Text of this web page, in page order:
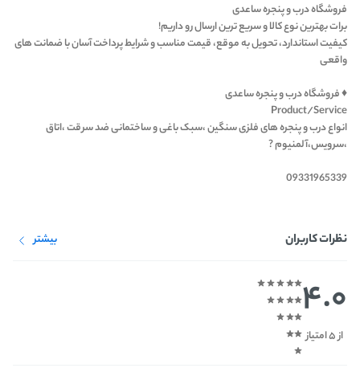
فروشگاه درب و پنجره ساعدی‌
برات بهترین نوع کالا و سریع ترین ارسال رو داریم!
کیفیت استاندارد، تحویل به موقع، قیمت مناسب و شرایط پرداخت آسان با ضمانت های
واقعی
♦️ فروشگاه درب و پنجره ساعدی‌
Product/Service
انواع درب و پنجره های فلزی سنگین ،سبک باغی و ساختمانی ضد سرقت ،اتاق
،سرویس،آلمنیوم ?
09331965339
نظرات کاربران بیشتر
4.0
از 5 امتیاز